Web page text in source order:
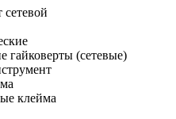
гайковерты (сетевые)
клейма